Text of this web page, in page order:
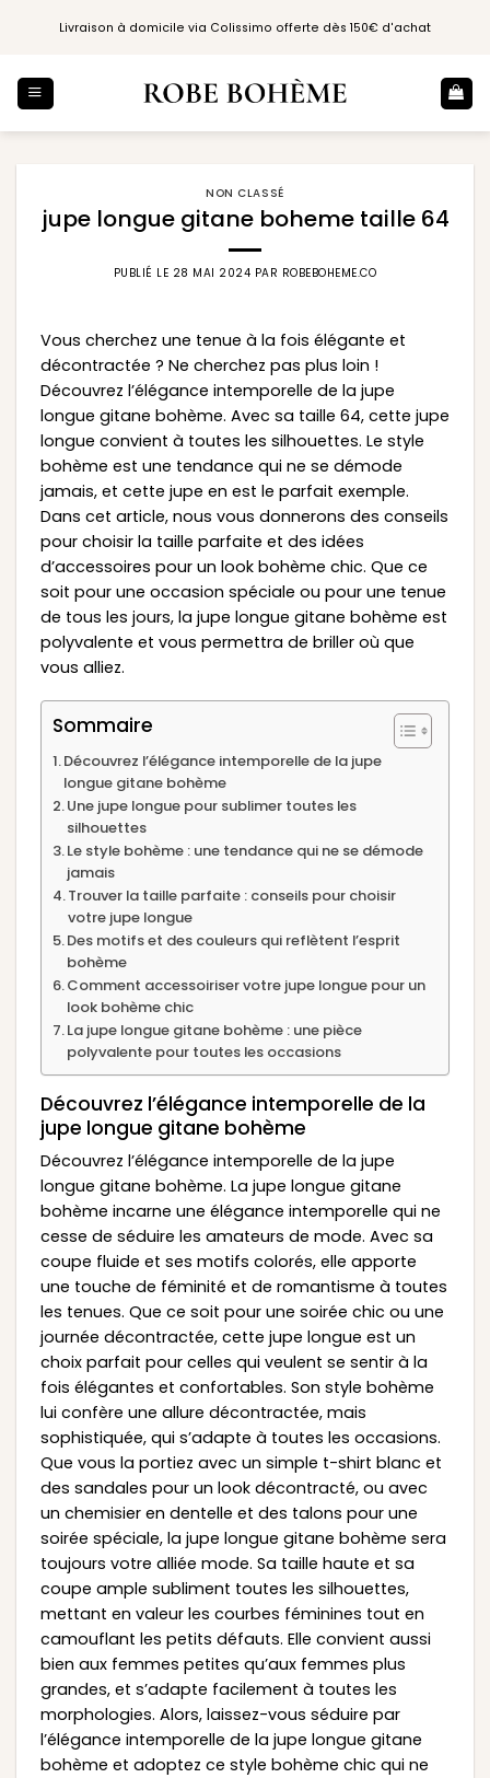
Livraison à domicile via Colissimo offerte dès 150€ d'achat
NON CLASSÉ
jupe longue gitane boheme taille 64
PUBLIÉ LE 28 MAI 2024 PAR ROBEBOHEME.CO
Vous cherchez une tenue à la fois élégante et
décontractée ? Ne cherchez pas plus loin !
Découvrez l’élégance intemporelle de la jupe
longue gitane bohème. Avec sa taille 64, cette jupe
longue convient à toutes les silhouettes. Le style
bohème est une tendance qui ne se démode
jamais, et cette jupe en est le parfait exemple.
Dans cet article, nous vous donnerons des conseils
pour choisir la taille parfaite et des idées
d’accessoires pour un look bohème chic. Que ce
soit pour une occasion spéciale ou pour une tenue
de tous les jours, la jupe longue gitane bohème est
polyvalente et vous permettra de briller où que
vous alliez.
Sommaire
Découvrez l’élégance intemporelle de la jupe
longue gitane bohème
Une jupe longue pour sublimer toutes les
silhouettes
Le style bohème : une tendance qui ne se démode
jamais
Trouver la taille parfaite : conseils pour choisir
votre jupe longue
Des motifs et des couleurs qui reflètent l’esprit
bohème
Comment accessoiriser votre jupe longue pour un
look bohème chic
La jupe longue gitane bohème : une pièce
polyvalente pour toutes les occasions
Découvrez l’élégance intemporelle de la
jupe longue gitane bohème
Découvrez l’élégance intemporelle de la jupe
longue gitane bohème. La jupe longue gitane
bohème incarne une élégance intemporelle qui ne
cesse de séduire les amateurs de mode. Avec sa
coupe fluide et ses motifs colorés, elle apporte
une touche de féminité et de romantisme à toutes
les tenues. Que ce soit pour une soirée chic ou une
journée décontractée, cette jupe longue est un
choix parfait pour celles qui veulent se sentir à la
fois élégantes et confortables. Son style bohème
lui confère une allure décontractée, mais
sophistiquée, qui s’adapte à toutes les occasions.
Que vous la portiez avec un simple t-shirt blanc et
des sandales pour un look décontracté, ou avec
un chemisier en dentelle et des talons pour une
soirée spéciale, la jupe longue gitane bohème sera
toujours votre alliée mode. Sa taille haute et sa
coupe ample subliment toutes les silhouettes,
mettant en valeur les courbes féminines tout en
camouflant les petits défauts. Elle convient aussi
bien aux femmes petites qu’aux femmes plus
grandes, et s’adapte facilement à toutes les
morphologies. Alors, laissez-vous séduire par
l’élégance intemporelle de la jupe longue gitane
bohème et adoptez ce style bohème chic qui ne